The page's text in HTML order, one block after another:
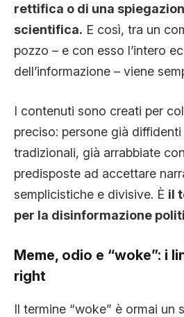
rettifica o di una
scientifica. E così, tra un
pozzo – e con esso l’intero
dell’informazione – viene
I contenuti sono creati per
preciso: persone già
tradizionali, già arrabbiate
predisposte ad accettare
semplicistiche e divisive. È il
per la disinformazione
Meme, odio e “woke”: i
right
Il termine “woke” è ormai un